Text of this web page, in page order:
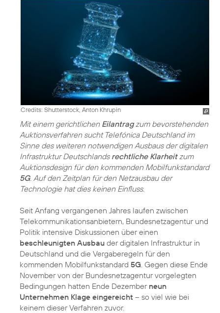
Credits: Shutterstock, Anton Khrupin
Mit einem gerichtlichen Eilantragzum bevorstehenden
Auktionsverfahren sucht Telefónica Deutschland im
Sinne des weiteren notwendigen Ausbaus der digitalen
Infrastruktur Deutschlands rechtliche Klarheitzum
Auktionsdesign für den kommenden Mobilfunkstandard
5G. Auf den Zeitplan für den Netzausbau der
Technologie hat dies keinen Einfluss.
Seit Anfang vergangenen Jahres laufen zwischen
Telekommunikationsanbietern, Bundesnetzagentur und
Politik intensive Diskussionen über einen
beschleunigten Ausbau der digitalen Infrastruktur in
Deutschland und die Vergaberegeln für den
kommenden Mobilfunkstandard 5G . Gegen diese Ende
November von der Bundesnetzagentur vorgelegten
Bedingungen hatten Ende Dezember neun
Unternehmen Klage eingereicht – so viel wie bei
keinem dieser Verfahren zuvor.